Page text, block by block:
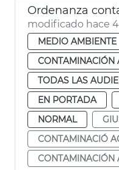
Ordenanza
modificado hace
MEDIO AMBIENTE
CONTAMINACIÓN
TODAS LAS
EN PORTADA
NORMAL
CONTAMINACIÓ
CONTAMINACIÓN